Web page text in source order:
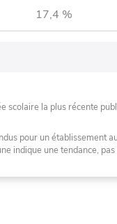
17,4 %
scolaire la plus récente
pour un établissement
indique une tendance,